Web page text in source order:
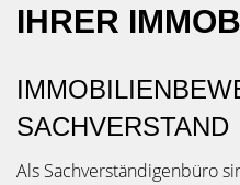
IHRER
SACHVERSTAND
Als Sachverständigenbüro